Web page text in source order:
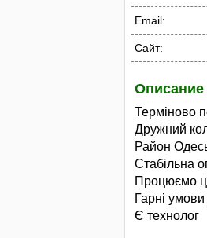
Email:
Сайт:
Описание
Терміново
Дружний
Район
Стабільна
Процюємо
Гарні
Є технолог